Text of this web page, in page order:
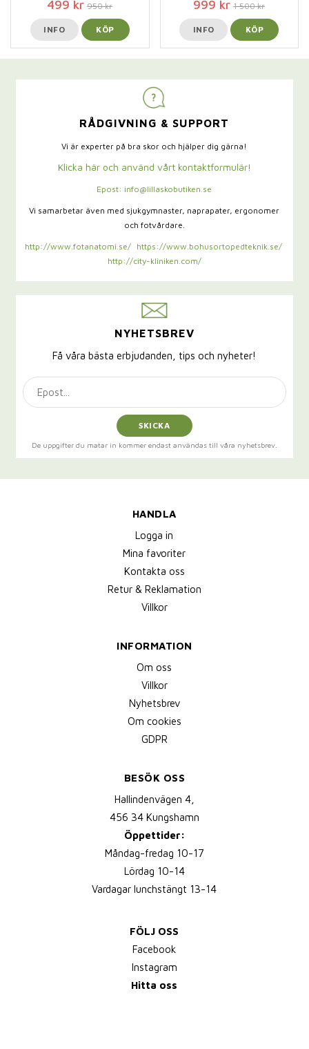
499 kr 950 kr
INFO KÖP
999 kr 1 500 kr
INFO KÖP
RÅDGIVNING & SUPPORT
Vi är experter på bra skor och hjälper dig gärna!
Klicka här och använd vårt kontaktformulär!
Epost: info@lillaskobutiken.se
Vi samarbetar även med sjukgymnaster, naprapater, ergonomer
och fotvårdare.
http://www.fotanatomi.se/
https://www.bohusortopedteknik.se/
http://city-kliniken.com/
NYHETSBREV
Få våra bästa erbjudanden, tips och nyheter!
SKICKA
De uppgifter du matar in kommer endast användas till våra nyhetsbrev.
HANDLA
Logga in
Mina favoriter
Kontakta oss
Retur & Reklamation
Villkor
INFORMATION
Om oss
Villkor
Nyhetsbrev
Om cookies
GDPR
BESÖK OSS
Hallindenvägen 4,
456 34 Kungshamn
Öppettider:
Måndag-fredag 10-17
Lördag 10-14
Vardagar lunchstängt 13-14
FÖLJ OSS
Facebook
Instagram
Hitta oss